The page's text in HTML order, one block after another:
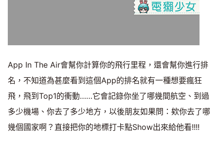
App In The Air會幫你計算你的飛行里程，還會幫你進行排
名，不知道為甚麼看到這個App的排名就有一種想要瘋狂
飛，飛到Top1的衝動……它會記錄你坐了哪幾間航空、到過
多少機場、你去了多少地方，以後朋友如果問：欸你去了哪
幾個國家啊？直接把你的地標打卡點Show出來給他看!!!!